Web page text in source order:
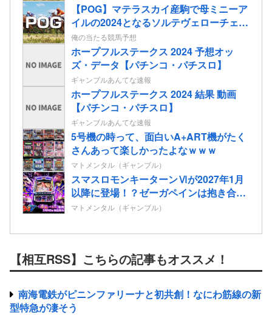
【POG】マテラスカイ産駒で母ミニーア
イルの2024となるソルテヴェローチェの
2歳情報
俺の当たる競馬予想
ホープフルステークス 2024 予想オッ
ズ・データ【パチンコ・パチスロ】
ギャンブルあんてな速報
ホープフルステークス 2024 結果 動画
【パチンコ・パチスロ】
ギャンブルあんてな速報
5号機の時って、面白いA+ART機がたく
さんあって楽しかったよなｗｗｗ
マトメンタル（ギャンブル）
スマスロモンキーターンⅥが2027年1月
以降に登場！？ゼーガペインは抱き合わ
せなの…？
マトメンタル（ギャンブル）
【相互RSS】こちらの記事もオススメ！
南海電鉄がピニンファリーナと初共創！なにわ筋線の新
型特急が凄そう